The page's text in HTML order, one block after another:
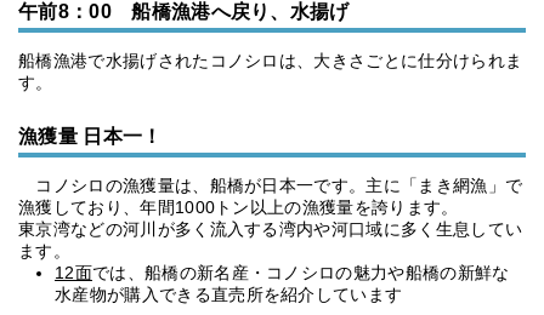
午前8：00 船橋漁港へ戻り、水揚げ
船橋漁港で水揚げされたコノシロは、大きさごとに仕分けられま
す。
漁獲量 日本一！
コノシロの漁獲量は、船橋が日本一です。主に「まき網漁」で
漁獲しており、年間1000トン以上の漁獲量を誇ります。
東京湾などの河川が多く流入する湾内や河口域に多く生息してい
ます。
12面では、船橋の新名産・コノシロの魅力や船橋の新鮮な
水産物が購入できる直売所を紹介しています